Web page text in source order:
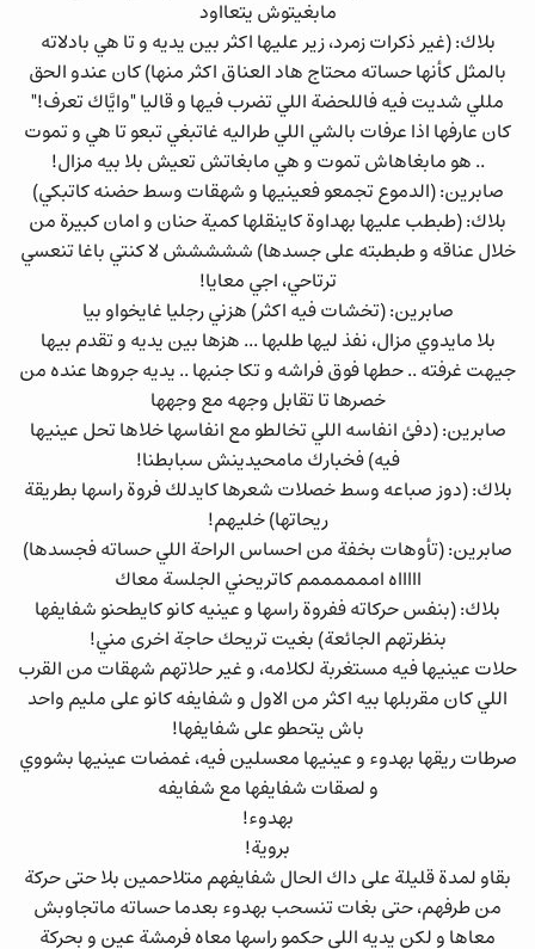
مابغيتوش يتعااود
بلاك: (غير ذكرات زمرد، زير عليها اكثر بين يديه و تا هي بادلاته
بالمثل كأنها حساته محتاج هاد العناق اكثر منها) كان عندو الحق
مللي شديت فيه فاللحضة اللي تضرب فيها و قاليا "وايَّاك تعرف!"
كان عارفها اذا عرفات بالشي اللي طراليه غاتبغي تبعو تا هي و تموت
.. هو مابغاهاش تموت و هي مابغاتش تعيش بلا بيه مزال!
صابرين: (الدموع تجمعو فعينيها و شهقات وسط حضنه كاتبكي)
بلاك: (طبطب عليها بهداوة كاينقلها كمية حنان و امان كبيرة من
خلال عناقه و طبطبته على جسدها) ششششش لا كنتي باغا تنعسي
ترتاحي، اجي معايا!
صابرين: (تخشات فيه اكثر) هزني رجليا غايخواو بيا
بلا مايدوي مزال، نفذ ليها طلبها ... هزها بين يديه و تقدم بيها
جيهت غرفته .. حطها فوق فراشه و تكا جنبها .. يديه جروها عنده من
خصرها تا تقابل وجهه مع وجهها
صابرين: (دفئ انفاسه اللي تخالطو مع انفاسها خلاها تحل عينيها
فيه) فخبارك مامحيدينش سبابطنا!
بلاك: (دوز صباعه وسط خصلات شعرها كايدلك فروة راسها بطريقة
ريحاتها) خليهم!
صابرين: (تأوهات بخفة من احساس الراحة اللي حساته فجسدها)
اااااه اممممممم كاتريحني الجلسة معاك
بلاك: (بنفس حركاته ففروة راسها و عينيه كانو كايطحنو شفايفها
بنظرتهم الجائعة) بغيت تريحك حاجة اخرى مني!
حلات عينيها فيه مستغربة لكلامه، و غير حلاتهم شهقات من القرب
اللي كان مقربلها بيه اكثر من الاول و شفايفه كانو على مليم واحد
باش يتحطو على شفايفها!
صرطات ريقها بهدوء و عينيها معسلين فيه، غمضات عينيها بشووي
و لصقات شفايفها مع شفايفه
بهدوء!
بروية!
بقاو لمدة قليلة على داك الحال شفايفهم متلاحمين بلا حتى حركة
من طرفهم، حتى بغات تنسحب بهدوء بعدما حساته ماتجاوبش
معاها و لكن يديه اللي حكمو راسها معاه فرمشة عين و بحركة